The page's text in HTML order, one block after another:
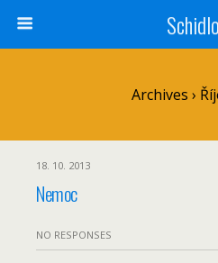
Archives ›
18. 10. 2013
Nemoc
NO RESPONSES